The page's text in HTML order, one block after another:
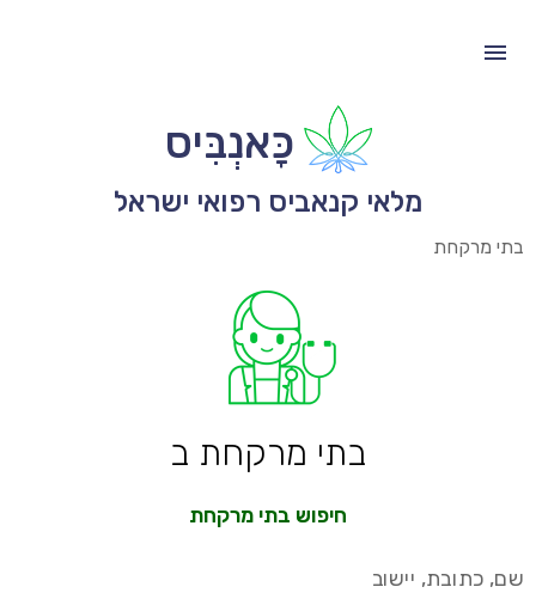
כָּאנְבִּיס
מלאי קנאביס רפואי ישראל
בתי מרקחת
בתי מרקחת ב
חיפוש בתי מרקחת
שם, כתובת, יישוב